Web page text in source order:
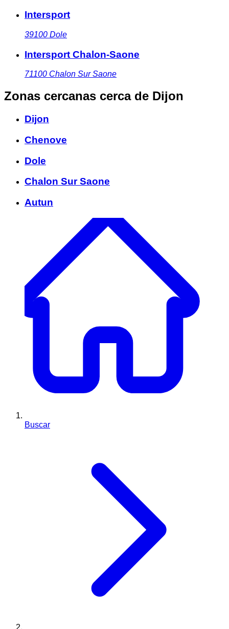
Intersport
39100 Dole
Intersport Chalon-Saone
71100 Chalon Sur Saone
Zonas cercanas cerca de Dijon
Dijon
Chenove
Dole
Chalon Sur Saone
Autun
Buscar